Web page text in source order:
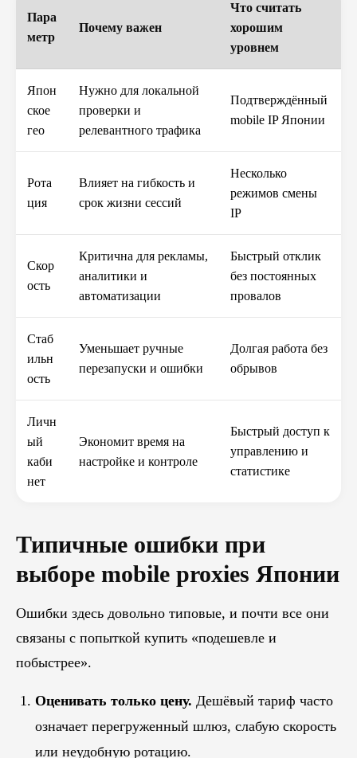
Пара
метр
Почему важен
Что считать
хорошим
уровнем
Япон
ское
гео
Нужно для локальной
проверки и
релевантного трафика
Подтверждённый
mobile IP Японии
Рота
ция
Влияет на гибкость и
срок жизни сессий
Несколько
режимов смены
IP
Скор
ость
Критична для рекламы,
аналитики и
автоматизации
Быстрый отклик
без постоянных
провалов
Стаб
ильн
ость
Уменьшает ручные
перезапуски и ошибки
Долгая работа без
обрывов
Личн
ый
каби
нет
Экономит время на
настройке и контроле
Быстрый доступ к
управлению и
статистике
Типичные ошибки при
выборе mobile proxies Японии
Ошибки здесь довольно типовые, и почти все они
связаны с попыткой купить «подешевле и
побыстрее».
Оценивать только цену. Дешёвый тариф часто
означает перегруженный шлюз, слабую скорость
или неудобную ротацию.